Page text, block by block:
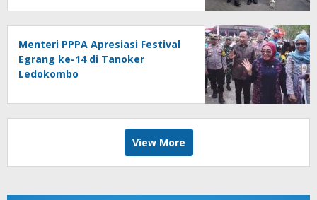
Menteri PPPA Apresiasi Festival
Egrang ke-14 di Tanoker
Ledokombo
View More